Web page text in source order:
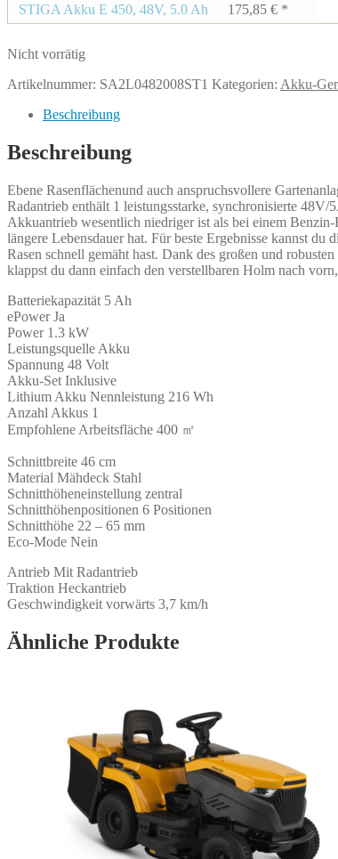
STIGA Akku E 450, 48V, 5.0 Ah 175,85 € *
Nicht vorrätig
Artikelnummer: SA2L0482008ST1 Kategorien: Akku-
Beschreibung
Beschreibung
Ebene Rasenflächenund auch anspruchsvollere
Radantrieb enthält 1 leistungsstarke, synchronisierte
Akkuantrieb wesentlich niedriger ist als bei einem Benzin-
längere Lebensdauer hat. Für beste Ergebnisse kannst
Rasen schnell gemäht hast. Dank des großen und
klappst du dann einfach den verstellbaren Holm nach
Batteriekapazität 5 Ah
ePower Ja
Power 1.3 kW
Leistungsquelle Akku
Spannung 48 Volt
Akku-Set Inklusive
Lithium Akku Nennleistung 216 Wh
Anzahl Akkus 1
Empfohlene Arbeitsfläche 400 ㎡
Schnittbreite 46 cm
Material Mähdeck Stahl
Schnitthöheneinstellung zentral
Schnitthöhenpositionen 6 Positionen
Schnitthöhe 22 – 65 mm
Eco-Mode Nein
Antrieb Mit Radantrieb
Traktion Heckantrieb
Geschwindigkeit vorwärts 3,7 km/h
Ähnliche Produkte